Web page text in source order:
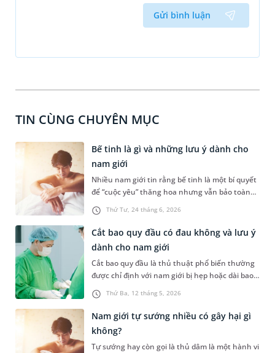
Gửi bình luận
TIN CÙNG CHUYÊN MỤC
Thứ Tư, 24 tháng 6, 2026
Bế tinh là gì và những lưu ý dành cho
nam giới
Nhiều nam giới tin rằng bế tinh là một bí quyết
để “cuộc yêu” thăng hoa nhưng vẫn bảo toàn
phong độ. Bài viết dưới đây sẽ giúp bạn hiểu rõ
hơn bế tinh là gì, có tiềm ẩn những nguy cơ sức
khỏe gì không và những vấn đề nam giới cần
Thứ Ba, 12 tháng 5, 2026
Cắt bao quy đầu có đau không và lưu ý
dành cho nam giới
Cắt bao quy đầu là thủ thuật phổ biến thường
được chỉ định với nam giới bị hẹp hoặc dài bao
quy đầu. Không chỉ quan tâm đến chi phí điều
trị, nhiều nam giới còn có chung một thắc mắc
là “cắt bao quy đầu có đau không”. Dưới đây là
câu trả lời cụ thể và một số lưu ý dành cho nam
giới.
Nam giới tự sướng nhiều có gây hại gì
không?
Tự sướng hay còn gọi là thủ dâm là một hành vi